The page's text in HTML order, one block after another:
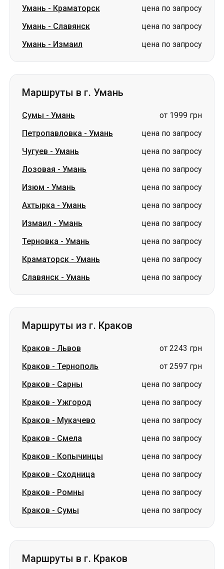
Умань - Краматорск
цена по запросу
Умань - Славянск
цена по запросу
Умань - Измаил цена по запросу
Маршруты в г. Умань
Сумы - Умань
от 1999 грн
Петропавловка - Умань
цена по запросу
Чугуев - Умань
цена по запросу
Лозовая - Умань
цена по запросу
Изюм - Умань
цена по запросу
Ахтырка - Умань
цена по запросу
Измаил - Умань
цена по запросу
Терновка - Умань
цена по запросу
Краматорск - Умань
цена по запросу
Славянск - Умань цена по запросу
Маршруты из г. Краков
Краков - Львов
от 2243 грн
Краков - Тернополь
от 2597 грн
Краков - Сарны
цена по запросу
Краков - Ужгород
цена по запросу
Краков - Мукачево
цена по запросу
Краков - Смела
цена по запросу
Краков - Копычинцы
цена по запросу
Краков - Сходница
цена по запросу
Краков - Ромны
цена по запросу
Краков - Сумы цена по запросу
Маршруты в г. Краков